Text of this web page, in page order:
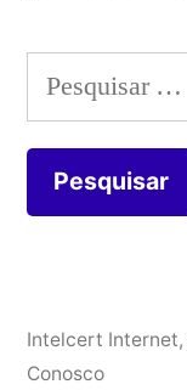
Pesquisar
por:
Intelcert Internet,
Conosco